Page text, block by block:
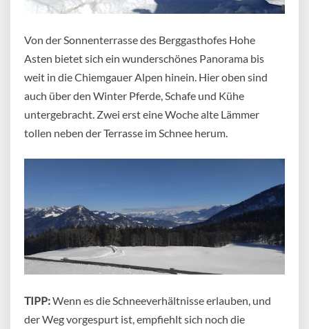
Von der Sonnenterrasse des Berggasthofes Hohe
Asten bietet sich ein wunderschönes Panorama bis
weit in die Chiemgauer Alpen hinein. Hier oben sind
auch über den Winter Pferde, Schafe und Kühe
untergebracht. Zwei erst eine Woche alte Lämmer
tollen neben der Terrasse im Schnee herum.
TIPP:Wenn es die Schneeverhältnisse erlauben, und
der Weg vorgespurt ist, empfiehlt sich noch die